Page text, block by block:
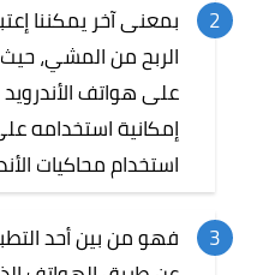
بمعنى آخر يمكننا
الربح من المشي،
علىهواتف
إمكانية استخدامه
استخدام محاكيات
فهو من بين أحد